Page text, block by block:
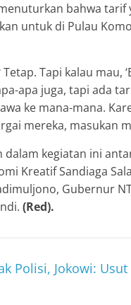
bahwa tarif
untuk di Pulau
Tapi kalau mau,
apa juga, tapi ada
ke mana-mana.
mereka, masukan
kegiatan ini
Kreatif Sandiaga
Gubernur
(Red).
Polisi, Jokowi: